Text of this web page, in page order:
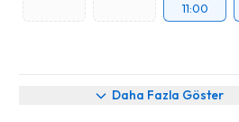
11:00
Daha Fazla Göster